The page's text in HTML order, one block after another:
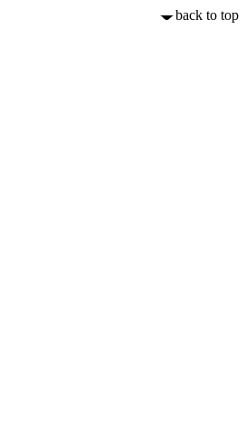
back to top